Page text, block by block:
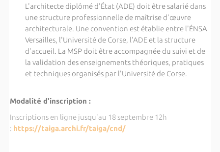
L'architecte diplômé d'État (ADE) doit être salarié dans
une structure professionnelle de maîtrise d'œuvre
architecturale. Une convention est établie entre l'ÉNSA
Versailles, l'Université de Corse, l'ADE et la structure
d'accueil. La MSP doit être accompagnée du suivi et de
la validation des enseignements théoriques, pratiques
et techniques organisés par l'Université de Corse.
Modalité d'inscription :
Inscriptions en ligne jusqu'au 18 septembre 12h
: https://taiga.archi.fr/taiga/cnd/